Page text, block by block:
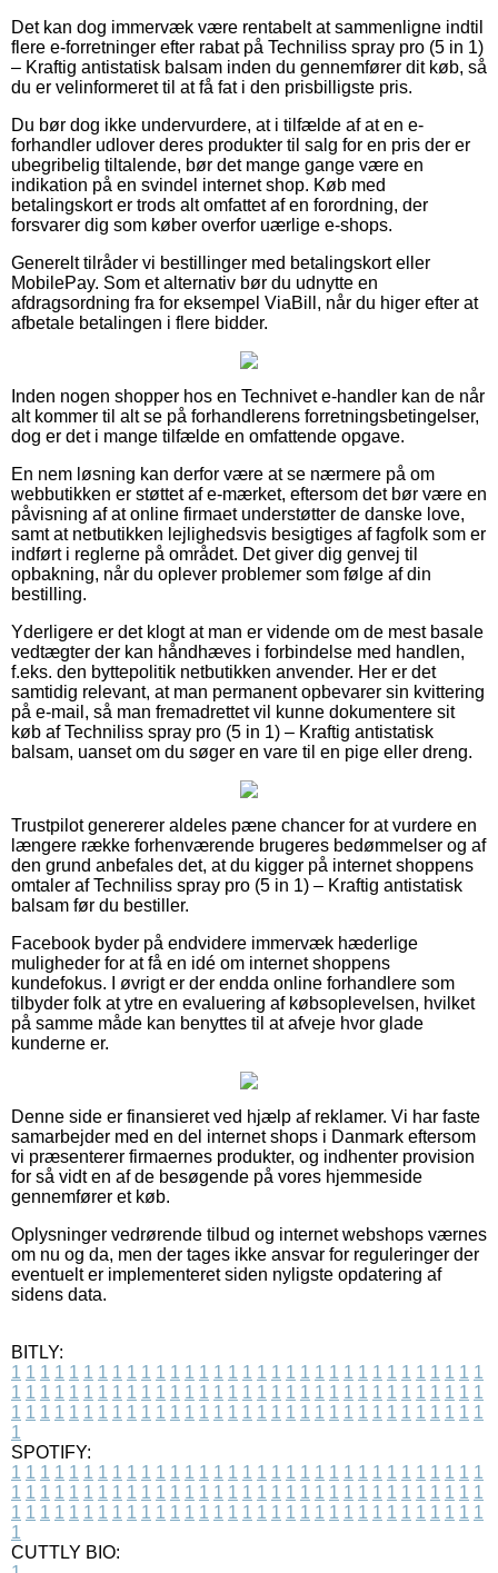
Det kan dog immervæk være rentabelt at sammenligne indtil
flere e-forretninger efter rabat på Techniliss spray pro (5 in 1)
– Kraftig antistatisk balsam inden du gennemfører dit køb, så
du er velinformeret til at få fat i den prisbilligste pris.
Du bør dog ikke undervurdere, at i tilfælde af at en e-
forhandler udlover deres produkter til salg for en pris der er
ubegribelig tiltalende, bør det mange gange være en
indikation på en svindel internet shop. Køb med
betalingskort er trods alt omfattet af en forordning, der
forsvarer dig som køber overfor uærlige e-shops.
Generelt tilråder vi bestillinger med betalingskort eller
MobilePay. Som et alternativ bør du udnytte en
afdragsordning fra for eksempel ViaBill, når du higer efter at
afbetale betalingen i flere bidder.
Inden nogen shopper hos en Technivet e-handler kan de når
alt kommer til alt se på forhandlerens forretningsbetingelser,
dog er det i mange tilfælde en omfattende opgave.
En nem løsning kan derfor være at se nærmere på om
webbutikken er støttet af e-mærket, eftersom det bør være en
påvisning af at online firmaet understøtter de danske love,
samt at netbutikken lejlighedsvis besigtiges af fagfolk som er
indført i reglerne på området. Det giver dig genvej til
opbakning, når du oplever problemer som følge af din
bestilling.
Yderligere er det klogt at man er vidende om de mest basale
vedtægter der kan håndhæves i forbindelse med handlen,
f.eks. den byttepolitik netbutikken anvender. Her er det
samtidig relevant, at man permanent opbevarer sin kvittering
på e-mail, så man fremadrettet vil kunne dokumentere sit
køb af Techniliss spray pro (5 in 1) – Kraftig antistatisk
balsam, uanset om du søger en vare til en pige eller dreng.
Trustpilot genererer aldeles pæne chancer for at vurdere en
længere række forhenværende brugeres bedømmelser og af
den grund anbefales det, at du kigger på internet shoppens
omtaler af Techniliss spray pro (5 in 1) – Kraftig antistatisk
balsam før du bestiller.
Facebook byder på endvidere immervæk hæderlige
muligheder for at få en idé om internet shoppens
kundefokus. I øvrigt er der endda online forhandlere som
tilbyder folk at ytre en evaluering af købsoplevelsen, hvilket
på samme måde kan benyttes til at afveje hvor glade
kunderne er.
Denne side er finansieret ved hjælp af reklamer. Vi har faste
samarbejder med en del internet shops i Danmark eftersom
vi præsenterer firmaernes produkter, og indhenter provision
for så vidt en af de besøgende på vores hjemmeside
gennemfører et køb.
Oplysninger vedrørende tilbud og internet webshops værnes
om nu og da, men der tages ikke ansvar for reguleringer der
eventuelt er implementeret siden nyligste opdatering af
sidens data.
BITLY:
1 1 1 1 1 1 1 1 1 1 1 1 1 1 1 1 1 1 1 1 1 1 1 1 1 1 1 1 1 1 1 1 1
1 1 1 1 1 1 1 1 1 1 1 1 1 1 1 1 1 1 1 1 1 1 1 1 1 1 1 1 1 1 1 1 1
1 1 1 1 1 1 1 1 1 1 1 1 1 1 1 1 1 1 1 1 1 1 1 1 1 1 1 1 1 1 1 1 1
1
SPOTIFY:
1 1 1 1 1 1 1 1 1 1 1 1 1 1 1 1 1 1 1 1 1 1 1 1 1 1 1 1 1 1 1 1 1
1 1 1 1 1 1 1 1 1 1 1 1 1 1 1 1 1 1 1 1 1 1 1 1 1 1 1 1 1 1 1 1 1
1 1 1 1 1 1 1 1 1 1 1 1 1 1 1 1 1 1 1 1 1 1 1 1 1 1 1 1 1 1 1 1 1
1
CUTTLY BIO: